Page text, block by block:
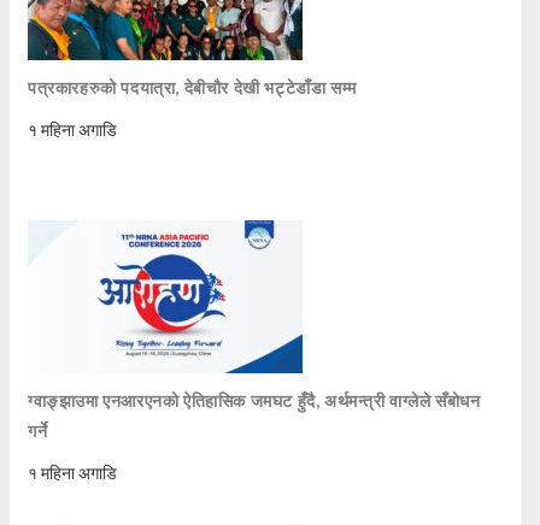
पत्रकारहरुको पदयात्रा, देबीचौर देखी भट्टेडाँडा सम्म
१ महिना अगाडि
ग्वाङ्झाउमा एनआरएनको ऐतिहासिक जमघट हुँदै, अर्थमन्त्री वाग्लेले सँबोधन
गर्ने
१ महिना अगाडि